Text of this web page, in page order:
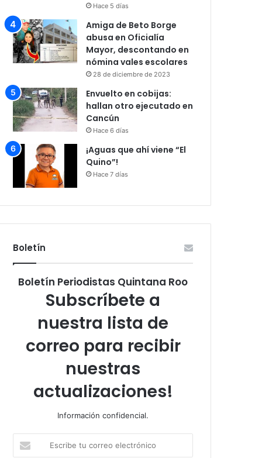
Hace 5 días
Amiga de Beto Borge
abusa en Oficialía
Mayor, descontando en
nómina vales escolares
28 de diciembre de 2023
Envuelto en cobijas:
hallan otro ejecutado en
Cancún
Hace 6 días
¡Aguas que ahí viene “El
Quino”!
Hace 7 días
Boletín
Boletín Periodistas Quintana Roo
Subscríbete a
nuestra lista de
correo para recibir
nuestras
actualizaciones!
Información confidencial.
tu